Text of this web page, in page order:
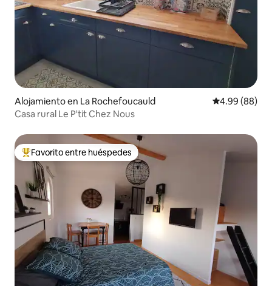
Alojamiento en La Rochefoucauld Calificación
4.99 (88)
Casa rural Le P'tit Chez Nous
Favorito entre huéspedes preferido
Favorito entre huéspedes